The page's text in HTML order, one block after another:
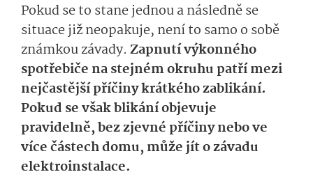
Pokud se to stane jednou a následně se
situace již neopakuje, není to samo o sobě
známkou závady. Zapnutí výkonného
spotřebiče na stejném okruhu patří mezi
nejčastější příčiny krátkého zablikání.
Pokud se však blikání objevuje
pravidelně, bez zjevné příčiny nebo ve
více částech domu, může jít o závadu
elektroinstalace.